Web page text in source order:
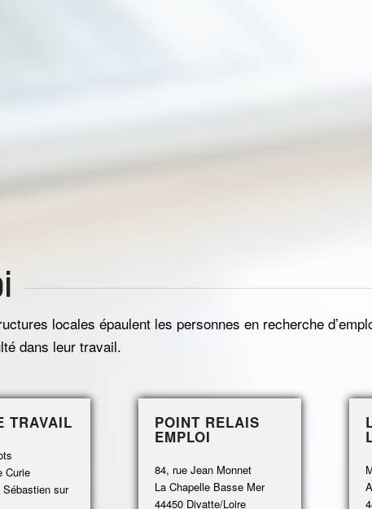
locales épaulent les personnes en recherche
dans leur travail.
TRAVAIL
Curie
sur
POINT RELAIS
EMPLOI
84, rue Jean Monnet
La Chapelle Basse Mer
44450 Divatte/Loire